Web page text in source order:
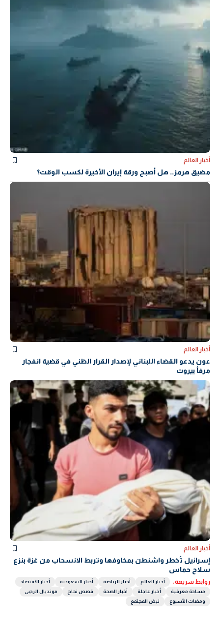
أخبار العالم
مضيق هرمز.. هل أصبح ورقة إيران الأخيرة لكسب الوقت؟
أخبار العالم
عون يدعو القضاء اللبناني لإصدار القرار الظني في قضية انفجار
مرفأ بيروت
أخبار العالم
إسرائيل تُخطر واشنطن بمخاوفها وتربط الانسحاب من غزة بنزع
سلاح حماس
روابط سريعة : أخبار العالم أخبار الرياضة أخبار السعودية
أخبار الاقتصاد
مساحة معرفية
أخبار عاجلة أخبار الصحة قصص نجاح
مونديال الرجبى
ومضات الأسبوع
نبض المجتمع